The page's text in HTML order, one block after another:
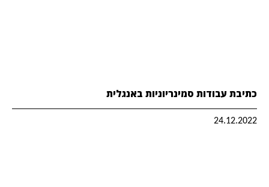
כתיבת עבודות סמינריוניות באנגלית
24.12.2022